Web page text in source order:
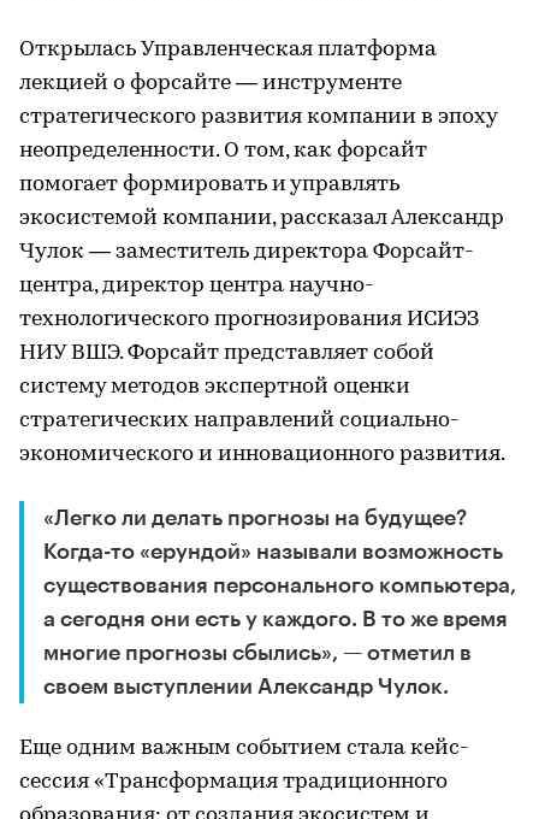
Открылась Управленческая платформа
лекцией о форсайте — инструменте
стратегического развития компании в эпоху
неопределенности. О том, как форсайт
помогает формировать и управлять
экосистемой компании, рассказал Александр
Чулок — заместитель директора Форсайт-
центра, директор центра научно-
технологического прогнозирования ИСИЭЗ
НИУ ВШЭ. Форсайт представляет собой
систему методов экспертной оценки
стратегических направлений социально-
экономического и инновационного развития.
«Легко ли делать прогнозы на будущее?
Когда-то «ерундой» называли возможность
существования персонального компьютера,
а сегодня они есть у каждого. В то же время
многие прогнозы сбылись», — отметил в
своем выступлении Александр Чулок.
Еще одним важным событием стала кейс-
сессия «Трансформация традиционного